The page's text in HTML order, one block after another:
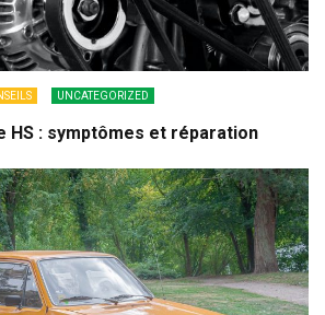
UNCATEGORIZED
HS : symptômes et réparation